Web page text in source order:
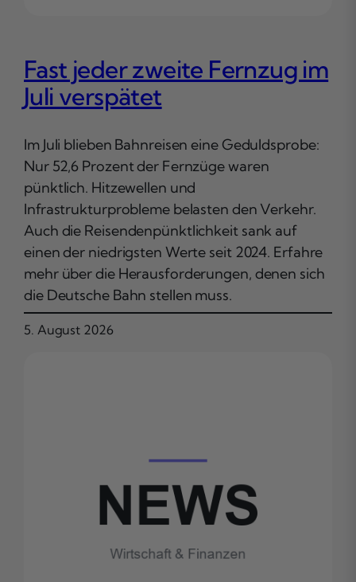
Fast jeder zweite Fernzug im
Juli verspätet
Im Juli blieben Bahnreisen eine Geduldsprobe:
Nur 52,6 Prozent der Fernzüge waren
pünktlich. Hitzewellen und
Infrastrukturprobleme belasten den Verkehr.
Auch die Reisendenpünktlichkeit sank auf
einen der niedrigsten Werte seit 2024. Erfahre
mehr über die Herausforderungen, denen sich
die Deutsche Bahn stellen muss.
5. August 2026